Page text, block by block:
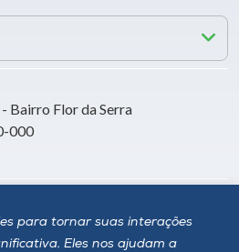
para tornar suas interações
Eles nos ajudam a
Bairro Flor da Serra
000